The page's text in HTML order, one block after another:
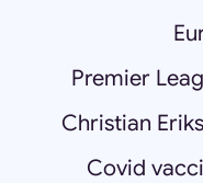
Premier
Christian
Covid